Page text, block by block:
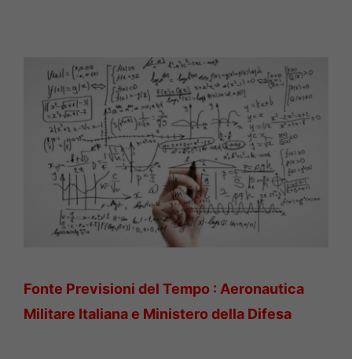
Fonte Previsioni del Tempo : Aeronautica
Militare Italiana e Ministero della Difesa